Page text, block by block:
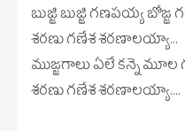
బుజ్జి బుజ్జి గణపయ్య
శరణు గణేశ శరణాలయ్యా...
ముజ్జగాలు ఏలే కన్నె
శరణు గణేశ శరణాలయ్యా....